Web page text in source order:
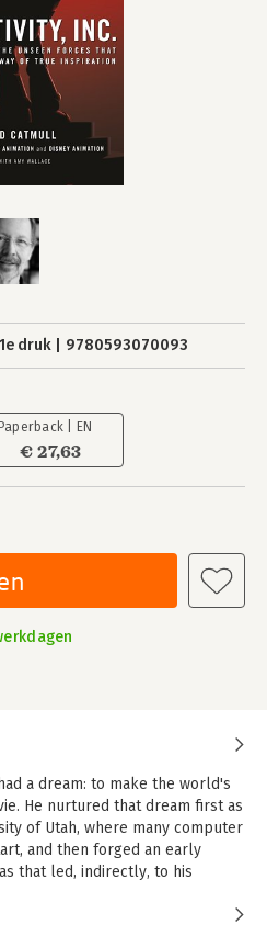
1e druk 9780593070093
Paperback | EN
€ 27,63
a dream: to make the world's
He nurtured that dream first as
of Utah, where many computer
and then forged an early
that led, indirectly, to his
odds, Toy Story was released,